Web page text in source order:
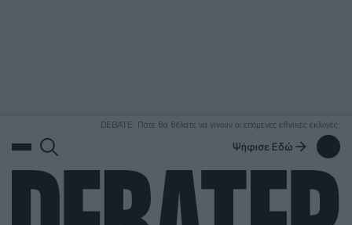
DEBATE: Πότε θα θέλατε να γίνουν οι επόμενες εθνικές εκλογές;
Ψήφισε Εδώ